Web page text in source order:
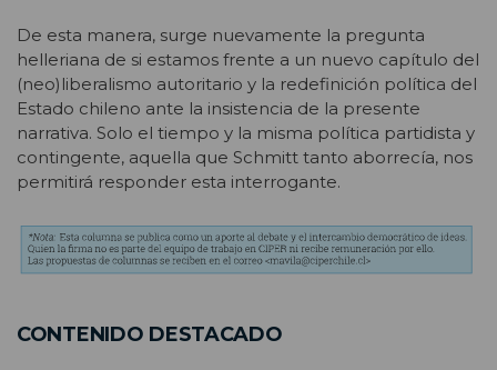
De esta manera, surge nuevamente la pregunta
helleriana de si estamos frente a un nuevo capítulo del
(neo)liberalismo autoritario y la redefinición política del
Estado chileno ante la insistencia de la presente
narrativa. Solo el tiempo y la misma política partidista y
contingente, aquella que Schmitt tanto aborrecía, nos
permitirá responder esta interrogante.
CONTENIDO DESTACADO